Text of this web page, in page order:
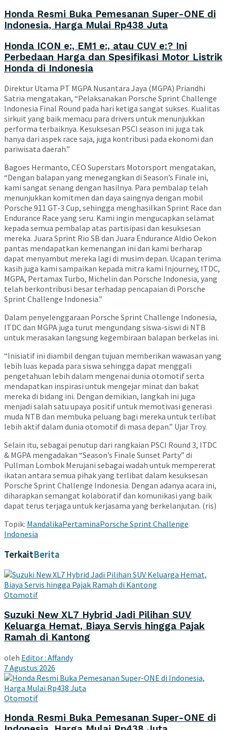
Honda Resmi Buka Pemesanan Super-ONE di
Indonesia, Harga Mulai Rp438 Juta
Honda ICON e:, EM1 e:, atau CUV e:? Ini
Perbedaan Harga dan Spesifikasi Motor Listrik
Honda di Indonesia
Direktur Utama PT MGPA Nusantara Jaya (MGPA) Priandhi
Satria mengatakan, “Pelaksanakan Porsche Sprint Challenge
Indonesia Final Round pada hari ketiga sangat sukses. Kualitas
sirkuit yang baik memacu para drivers untuk menunjukkan
performa terbaiknya. Kesuksesan PSCI season ini juga tak
hanya dari aspek race saja, juga kontribusi pada ekonomi dan
pariwisata daerah.”
Bagoes Hermanto, CEO Superstars Motorsport mengatakan,
“Dengan balapan yang menegangkan di Season’s Finale ini,
kami sangat senang dengan hasilnya. Para pembalap telah
menunjukkan komitmen dan daya saingnya dengan mobil
Porsche 911 GT-3 Cup, sehingga menghasilkan Sprint Race dan
Endurance Race yang seru. Kami ingin mengucapkan selamat
kepada semua pembalap atas partisipasi dan kesuksesan
mereka. Juara Sprint Rio SB dan Juara Endurance Aldio Oekon
pantas mendapatkan kemenangan ini dan kami berharap
dapat menyambut mereka lagi di musim depan. Ucapan terima
kasih juga kami sampaikan kepada mitra kami Injourney, ITDC,
MGPA, Pertamax Turbo, Michelin dan Porsche Indonesia, yang
telah berkontribusi besar terhadap pencapaian di Porsche
Sprint Challenge Indonesia.”
Dalam penyelenggaraan Porsche Sprint Challenge Indonesia,
ITDC dan MGPA juga turut mengundang siswa-siswi di NTB
untuk merasakan langsung kegembiraan balapan berkelas ini.
“Inisiatif ini diambil dengan tujuan memberikan wawasan yang
lebih luas kepada para siswa sehingga dapat menggali
pengetahuan lebih dalam mengenai dunia otomotif serta
mendapatkan inspirasi untuk mengejar minat dan bakat
mereka di bidang ini. Dengan demikian, langkah ini juga
menjadi salah satu upaya positif untuk memotivasi generasi
muda NTB dan membuka peluang bagi mereka untuk terlibat
lebih aktif dalam dunia otomotif di masa depan.” Ujar Troy.
Selain itu, sebagai penutup dari rangkaian PSCI Round 3, ITDC
& MGPA mengadakan “Season’s Finale Sunset Party” di
Pullman Lombok Merujani sebagai wadah untuk mempererat
ikatan antara semua pihak yang terlibat dalam kesuksesan
Porsche Sprint Challenge Indonesia. Dengan adanya acara ini,
diharapkan semangat kolaboratif dan komunikasi yang baik
dapat terus terjaga untuk kerjasama yang berkelanjutan. (ris)
Topik: MandalikaPertaminaPorsche Sprint Challenge
Indonesia
TerkaitBerita
Otomotif
Suzuki New XL7 Hybrid Jadi Pilihan SUV
Keluarga Hemat, Biaya Servis hingga Pajak
Ramah di Kantong
oleh Editor : Affandy
7 Agustus 2026
Otomotif
Honda Resmi Buka Pemesanan Super-ONE di